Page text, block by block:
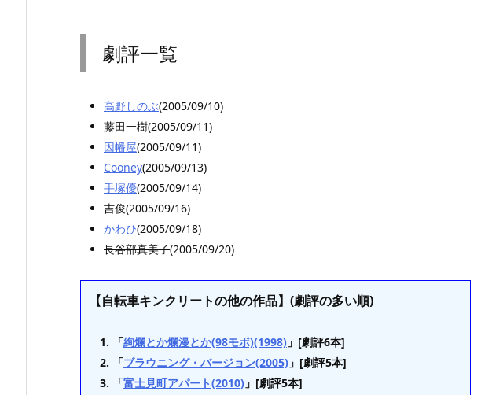
劇評一覧
高野しのぶ(2005/09/10)
藤田一樹(2005/09/11)
因幡屋(2005/09/11)
Cooney(2005/09/13)
手塚優(2005/09/14)
吉俊(2005/09/16)
かわひ(2005/09/18)
長谷部真美子(2005/09/20)
【自転車キンクリートの他の作品】(劇評の多い順)
「絢爛とか爛漫とか(98モボ)(1998) 」[劇評6本]
「ブラウニング・バージョン(2005) 」[劇評5本]
「富士見町アパート(2010) 」[劇評5本]